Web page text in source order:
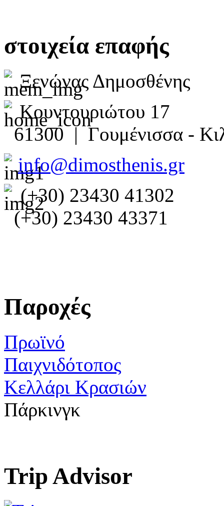
στοιχεία επαφής
Ξενώνας Δημοσθένης
Κουντουριώτου 17
61300 | Γουμένισσα -
info@dimosthenis.gr
(+30) 23430 41302
(+30) 23430 43371
Παροχές
Πρωϊνό
Παιχνιδότοπος
Κελλάρι Κρασιών
Πάρκινγκ
Trip Advisor